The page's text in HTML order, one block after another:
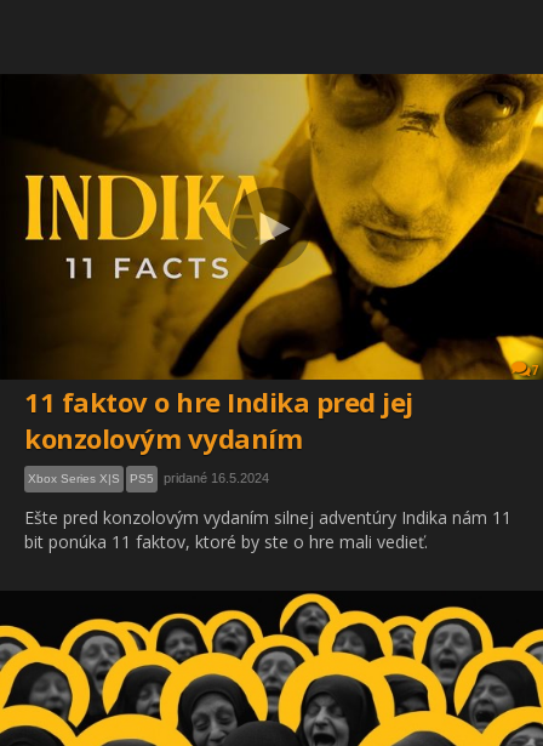
7
11 faktov o hre Indika pred jej
konzolovým vydaním
Xbox Series X|S PS5 pridané 16.5.2024
Ešte pred konzolovým vydaním silnej adventúry Indika nám 11
bit ponúka 11 faktov, ktoré by ste o hre mali vedieť.